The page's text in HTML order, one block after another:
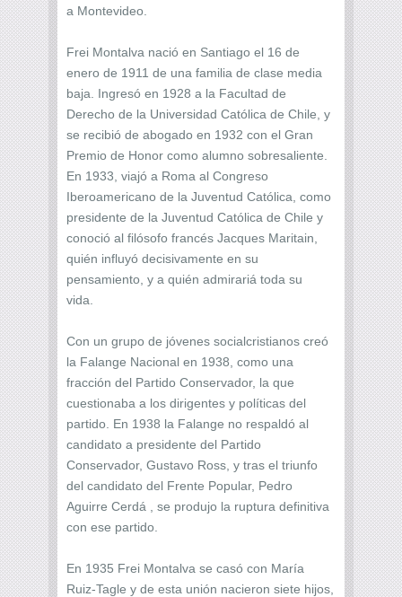
a Montevideo.
Frei Montalva nació en Santiago el 16 de
enero de 1911 de una familia de clase media
baja. Ingresó en 1928 a la Facultad de
Derecho de la Universidad Católica de Chile, y
se recibió de abogado en 1932 con el Gran
Premio de Honor como alumno sobresaliente.
En 1933, viajó a Roma al Congreso
Iberoamericano de la Juventud Católica, como
presidente de la Juventud Católica de Chile y
conoció al filósofo francés Jacques Maritain,
quién influyó decisivamente en su
pensamiento, y a quién admirariá toda su
vida.
Con un grupo de jóvenes socialcristianos creó
la Falange Nacional en 1938, como una
fracción del Partido Conservador, la que
cuestionaba a los dirigentes y políticas del
partido. En 1938 la Falange no respaldó al
candidato a presidente del Partido
Conservador, Gustavo Ross, y tras el triunfo
del candidato del Frente Popular, Pedro
Aguirre Cerdá , se produjo la ruptura definitiva
con ese partido.
En 1935 Frei Montalva se casó con María
Ruiz-Tagle y de esta unión nacieron siete hijos,